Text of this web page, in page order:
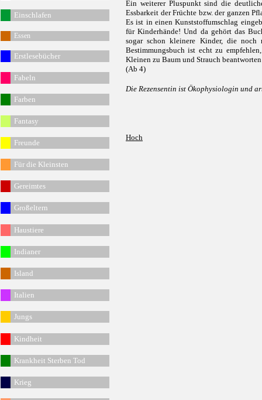
Einschlafen
Essen
Erstlesebücher
Fabeln
Farben
Fantasy
Freunde
Für die Kleinsten
Gereimtes
Großeltern
Haustiere
Indianer
Island
Italien
Jungs
Kindheit
Krankheit Sterben Tod
Krieg
Ein weiterer Pluspunkt sind die
Essbarkeit der Früchte bzw. der ganzen
Es ist in einen Kunststoffumschlag
für Kinderhände! Und da gehört das
sogar schon kleinere Kinder, die noch
Bestimmungsbuch ist echt zu
Kleinen zu Baum und Strauch
(Ab 4)
Die Rezensentin ist Ökophysiologin und
Hoch